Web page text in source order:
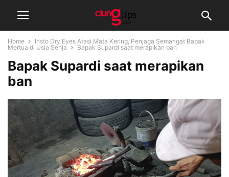
Home
Insto Dry Eyes Atasi Mata Kering, Penjaga Semangat Bapak
Mertua di Usia Senja
Bapak Supardi saat merapikan ban
Bapak Supardi saat merapikan
ban